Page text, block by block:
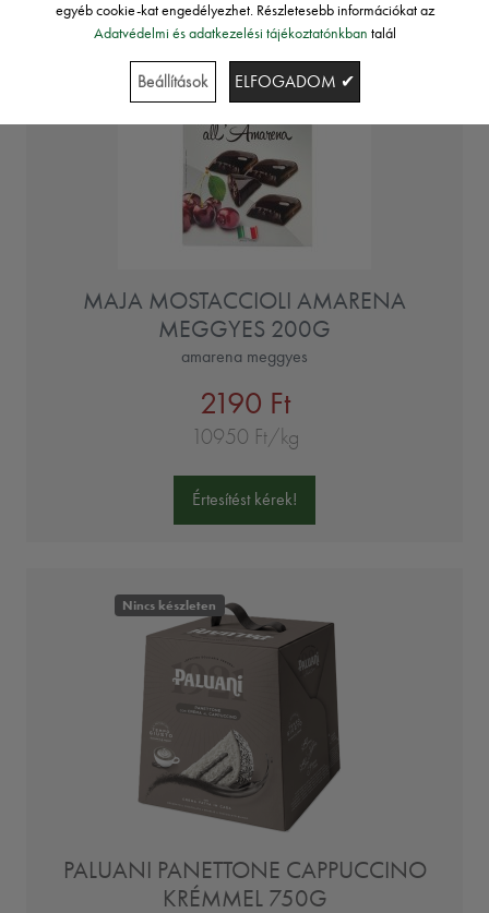
MAJA MOSTACCIOLI AMARENA
MEGGYES 200G
amarena meggyes
2190 Ft
10950 Ft/kg
Értesítést kérek!
Nincs készleten
PALUANI PANETTONE CAPPUCCINO
KRÉMMEL 750G
egyéb cookie-kat engedélyezhet. Részletesebb információkat az
Adatvédelmi és adatkezelési tájékoztatónkban talál
Beállítások ELFOGADOM ✔